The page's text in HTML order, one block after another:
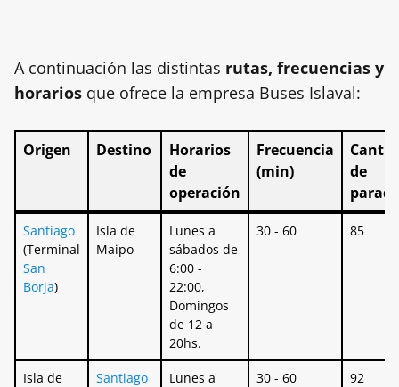
A continuación las distintas rutas, frecuencias y
horarios que ofrece la empresa Buses Islaval:
Origen Destino
Horarios
de
operación
Frecuencia
(min)
de
Origen
Destino
Horarios
de
operación
Frecuencia
Santiago
(Terminal
San
Borja)
Isla de
Maipo
Lunes a
sábados de
6:00 -
22:00,
Domingos
de 12 a
20hs.
30 - 60 85
Isla de
Santiago
Lunes a
30 - 60 92